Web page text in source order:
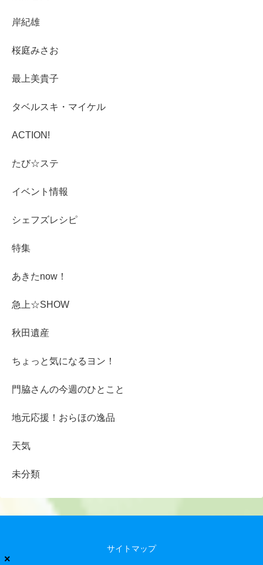
×
岸紀雄
桜庭みさお
最上美貴子
タベルスキ・マイケル
ACTION!
たび☆ステ
イベント情報
シェフズレシピ
特集
あきたnow！
急上☆SHOW
秋田遺産
ちょっと気になるヨン！
門脇さんの今週のひとこと
地元応援！おらほの逸品
天気
未分類
サイトマップ